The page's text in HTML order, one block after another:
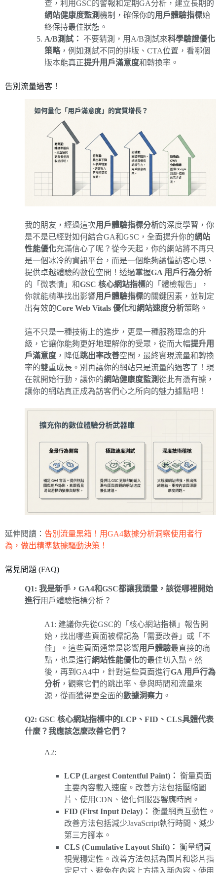
查，利用GSC的警報和定期GA分析，建立長期的
網站健康度監測機制，確保你的用戶體驗指標始
終保持最佳狀態。
A/B測試：
不要猜測，用A/B測試來科學驗證優化
策略，例如測試不同的排版、CTA位置，看哪個
版本能真正提升用戶滿意度和轉換率。
告別流量過客！
我的朋友，經過這次用戶體驗指標分析的深度學習，你
是不是已經對如何結合GA和GSC，全面提升你的網站
性能優化充滿信心了呢？從今天起，你的網站將不再只
是一個冰冷的資訊平台，而是一個能夠讀懂訪客心思、
提供卓越體驗的數位空間！透過掌握GA 用戶行為分析
的「微表情」和GSC 核心網站指標的「體檢報告」，
你就能精準找出影響用戶體驗指標的關鍵因素，並制定
出有效的Core Web Vitals 優化和網站速度分析策略。
這不只是一種技術上的進步，更是一種服務理念的升
級，它讓你能夠更好地理解你的受眾，從而大幅提升用
戶滿意度 ，降低跳出率改善空間，最終實現流量和轉換
率的雙重成長。別再讓你的網站只是流量的過客了！現
在就開始行動，讓你的網站健康度監測從此有憑有據，
讓你的網站真正成為訪客們心之所向的魅力據點吧！
延伸閱讀： 告別流量黑箱！用GA4數據分析洞察使用者行
為，做出精準數據驅動決策！
常見問題 (FAQ)
Q1: 我是新手，GA4和GSC都讓我頭暈，該從哪裡開始
進行用戶體驗指標分析？
A1: 建議你先從GSC的「核心網站指標」報告開
始，找出哪些頁面被標記為「需要改善」或「不
佳」。這些頁面通常是影響用戶體驗最直接的痛
點，也是進行網站性能優化的最佳切入點。然
後，再到GA4中，針對這些頁面進行GA 用戶行為
分析 ，觀察它們的跳出率、參與時間和流量來
源，從而獲得更全面的數據洞察力 。
Q2: GSC 核心網站指標中的LCP、FID、CLS具體代表
什麼？我應該怎麼改善它們？
A2:
LCP (Largest Contentful Paint)： 衡量頁面
主要內容載入速度。改善方法包括壓縮圖
片、使用CDN、優化伺服器響應時間。
FID (First Input Delay)： 衡量網頁互動性。
改善方法包括減少JavaScript執行時間、減少
第三方腳本。
CLS (Cumulative Layout Shift)： 衡量網頁
視覺穩定性。改善方法包括為圖片和影片指
定尺寸、避免在內容上方插入新內容、使用